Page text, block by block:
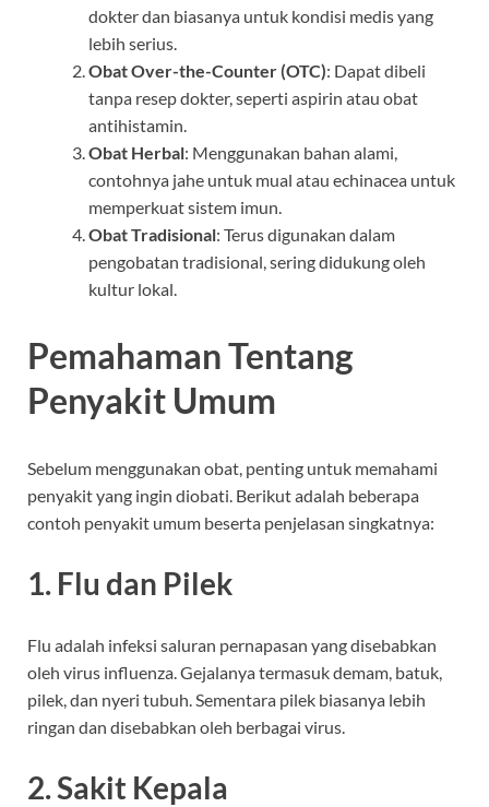
dokter dan biasanya untuk kondisi medis yang
lebih serius.
Obat Over-the-Counter (OTC): Dapat dibeli
tanpa resep dokter, seperti aspirin atau obat
antihistamin.
Obat Herbal: Menggunakan bahan alami,
contohnya jahe untuk mual atau echinacea untuk
memperkuat sistem imun.
Obat Tradisional: Terus digunakan dalam
pengobatan tradisional, sering didukung oleh
kultur lokal.
Pemahaman Tentang
Penyakit Umum
Sebelum menggunakan obat, penting untuk memahami
penyakit yang ingin diobati. Berikut adalah beberapa
contoh penyakit umum beserta penjelasan singkatnya:
1. Flu dan Pilek
Flu adalah infeksi saluran pernapasan yang disebabkan
oleh virus influenza. Gejalanya termasuk demam, batuk,
pilek, dan nyeri tubuh. Sementara pilek biasanya lebih
ringan dan disebabkan oleh berbagai virus.
2. Sakit Kepala